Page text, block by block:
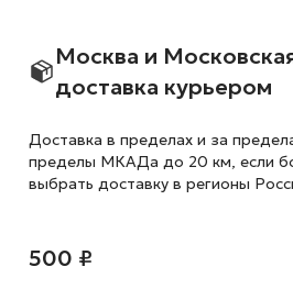
Москва и
доставка курьером
Доставка в пределах и за
пределы МКАДа до 20 км, если
выбрать доставку в регионы
500 ₽